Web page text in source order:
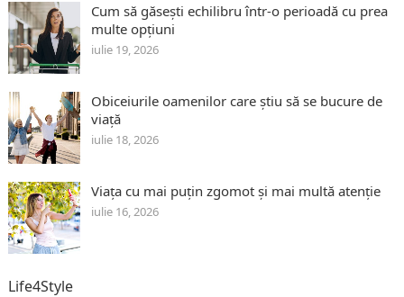
Cum să găsești echilibru într-o perioadă cu prea
multe opțiuni
iulie 19, 2026
Obiceiurile oamenilor care știu să se bucure de
viață
iulie 18, 2026
Viața cu mai puțin zgomot și mai multă atenție
iulie 16, 2026
Life4Style